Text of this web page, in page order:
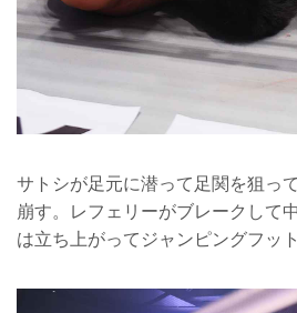
サトシが足元に潜って足関を狙っ
崩す。レフェリーがブレークして
は立ち上がってジャンピングフッ